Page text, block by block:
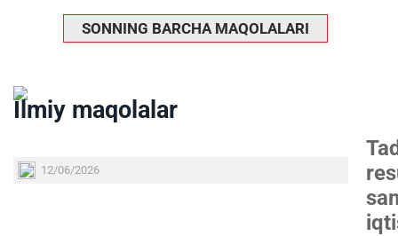
SONNING BARCHA MAQOLALARI
Ilmiy maqolalar
12/06/2026